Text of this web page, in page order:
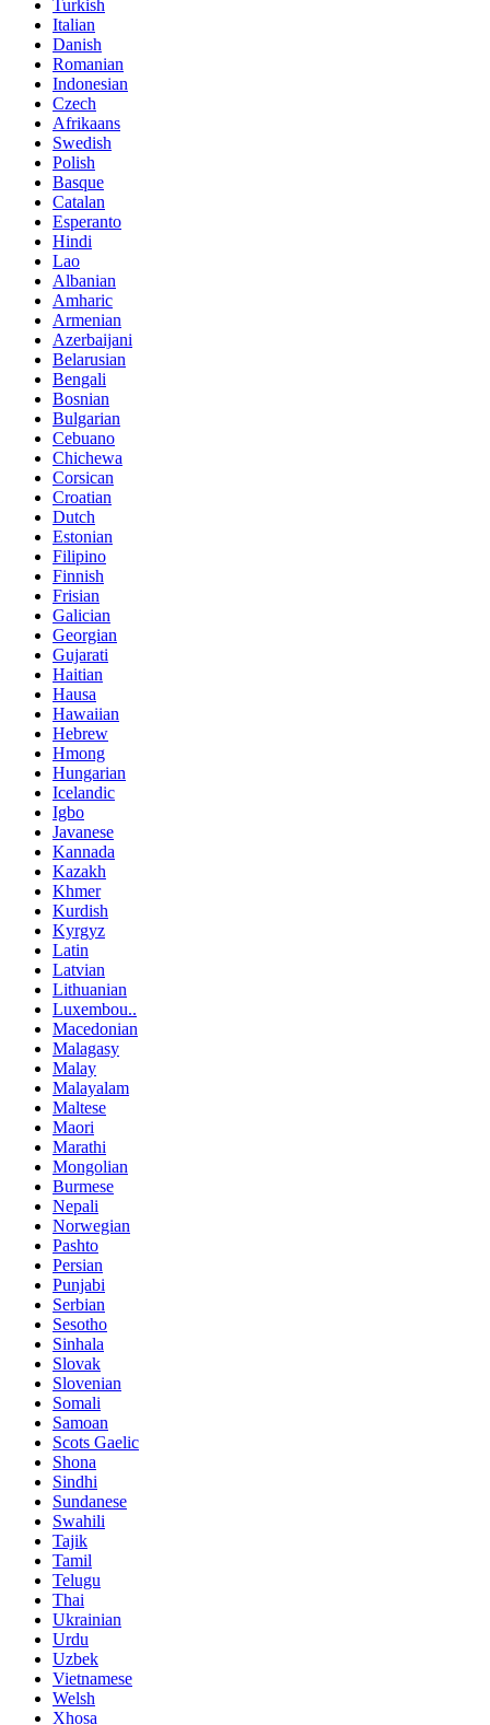
Turkish
Italian
Danish
Romanian
Indonesian
Czech
Afrikaans
Swedish
Polish
Basque
Catalan
Esperanto
Hindi
Lao
Albanian
Amharic
Armenian
Azerbaijani
Belarusian
Bengali
Bosnian
Bulgarian
Cebuano
Chichewa
Corsican
Croatian
Dutch
Estonian
Filipino
Finnish
Frisian
Galician
Georgian
Gujarati
Haitian
Hausa
Hawaiian
Hebrew
Hmong
Hungarian
Icelandic
Igbo
Javanese
Kannada
Kazakh
Khmer
Kurdish
Kyrgyz
Latin
Latvian
Lithuanian
Luxembou..
Macedonian
Malagasy
Malay
Malayalam
Maltese
Maori
Marathi
Mongolian
Burmese
Nepali
Norwegian
Pashto
Persian
Punjabi
Serbian
Sesotho
Sinhala
Slovak
Slovenian
Somali
Samoan
Scots Gaelic
Shona
Sindhi
Sundanese
Swahili
Tajik
Tamil
Telugu
Thai
Ukrainian
Urdu
Uzbek
Vietnamese
Welsh
Xhosa